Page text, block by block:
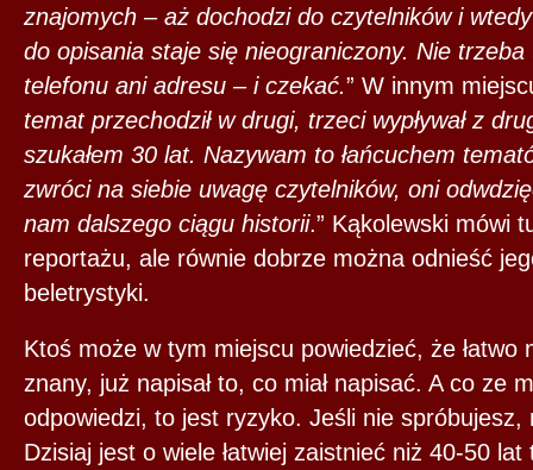
znajomych – aż dochodzi do czytelników i wtedy
do opisania staje się nieograniczony. Nie
telefonu ani adresu – i czekać.” W innym
temat przechodził w drugi, trzeci wypływał z
szukałem 30 lat. Nazywam to łańcuchem
zwróci na siebie uwagę czytelników, oni
nam dalszego ciągu historii.” Kąkolewski mówi
reportażu, ale równie dobrze można odnieść
beletrystyki.
Ktoś może w tym miejscu powiedzieć, że łatwo
znany, już napisał to, co miał napisać. A co ze
odpowiedzi, to jest ryzyko. Jeśli nie spróbujesz,
Dzisiaj jest o wiele łatwiej zaistnieć niż 40-50